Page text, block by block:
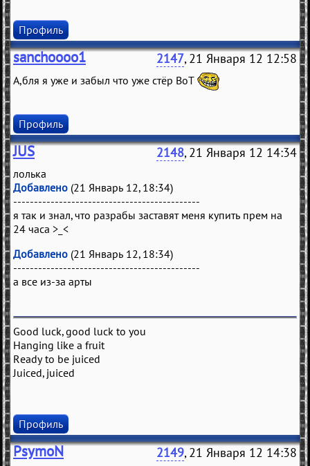
Профиль
sanchoooo1 2147, 21 Января 12 12:58
А,бля я уже и забыл что уже стёр ВоТ
Профиль
JUS 2148, 21 Января 12 14:34
лолька
Добавлено (21 Январь 12, 18:34)
---------------------------------------------
я так и знал, что разрабы заставят меня купить прем на
24 часа >_<
Добавлено (21 Январь 12, 18:34)
---------------------------------------------
а все из-за арты
Good luck, good luck to you
Hanging like a fruit
Ready to be juiced
Juiced, juiced
Профиль
PsymoN 2149, 21 Января 12 14:38